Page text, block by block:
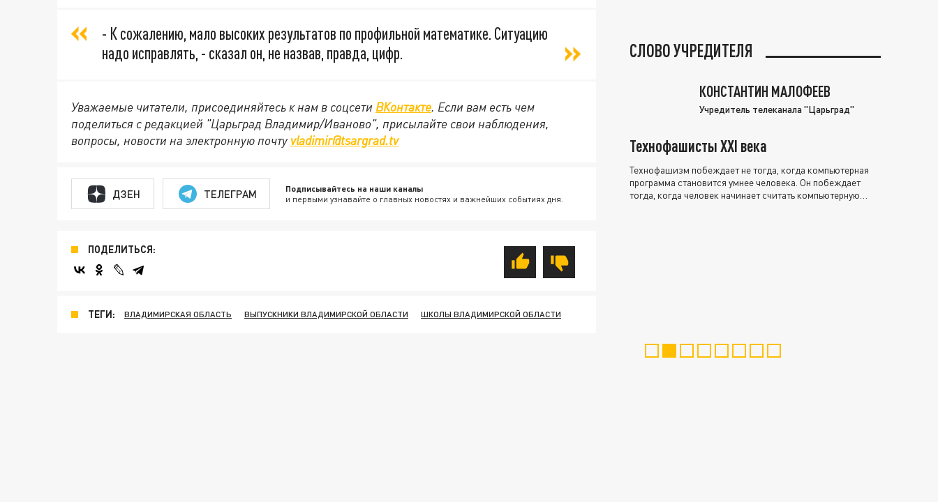
- К сожалению, мало высоких результатов по профильной математике. Ситуацию
надо исправлять, - сказал он, не назвав, правда, цифр.
Уважаемые читатели, присоединяйтесь к нам в соцсети ВКонтакте. Если вам есть чем
поделиться с редакцией "Царьград Владимир/Иваново", присылайте свои наблюдения,
вопросы, новости на электронную почту vladimir@tsargrad.tv
ДЗЕН ТЕЛЕГРАМ Подписывайтесь на наши каналы
и первыми узнавайте о главных новостях и важнейших событиях дня.
ПОДЕЛИТЬСЯ:
ТЕГИ: ВЛАДИМИРСКАЯ ОБЛАСТЬ ВЫПУСКНИКИ ВЛАДИМИРСКОЙ ОБЛАСТИ ШКОЛЫ ВЛАДИМИРСКОЙ ОБЛАСТИ
СЛОВО УЧРЕДИТЕЛЯ
КОНСТАНТИН МАЛОФЕЕВ
Учредитель телеканала "Царьград"
Технофашисты XXI века
Технофашизм побеждает не тогда, когда компьютерная
программа становится умнее человека. Он побеждает
тогда, когда человек начинает считать компьютерную